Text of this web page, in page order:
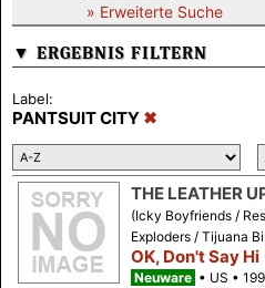
» Erweiterte Suche
▼ ERGEBNIS FILTERN
Label:
PANTSUIT CITY
THE LEATHER
(Icky Boyfriends /
Exploders / Tijuana
OK, Don't Say Hi
Neuware US